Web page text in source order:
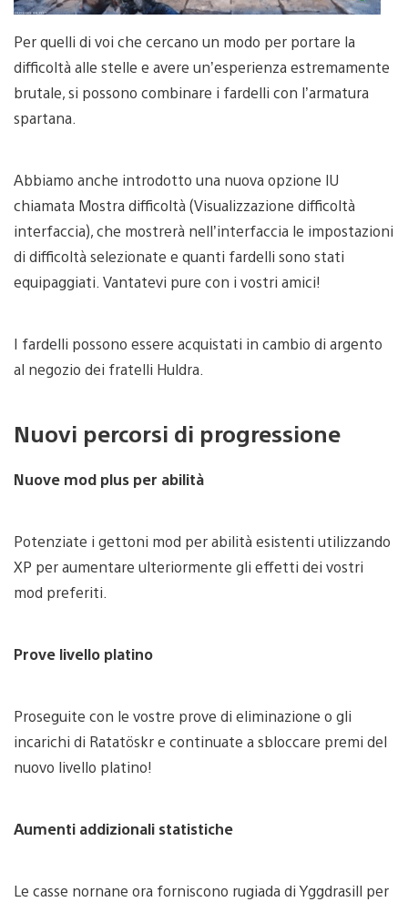
Per quelli di voi che cercano un modo per portare la
difficoltà alle stelle e avere un’esperienza estremamente
brutale, si possono combinare i fardelli con l’armatura
spartana.
Abbiamo anche introdotto una nuova opzione IU
chiamata Mostra difficoltà (Visualizzazione difficoltà
interfaccia), che mostrerà nell’interfaccia le impostazioni
di difficoltà selezionate e quanti fardelli sono stati
equipaggiati. Vantatevi pure con i vostri amici!
I fardelli possono essere acquistati in cambio di argento
al negozio dei fratelli Huldra.
Nuovi percorsi di progressione
Nuove mod plus per abilità
Potenziate i gettoni mod per abilità esistenti utilizzando
XP per aumentare ulteriormente gli effetti dei vostri
mod preferiti.
Prove livello platino
Proseguite con le vostre prove di eliminazione o gli
incarichi di Ratatöskr e continuate a sbloccare premi del
nuovo livello platino!
Aumenti addizionali statistiche
Le casse nornane ora forniscono rugiada di Yggdrasill per